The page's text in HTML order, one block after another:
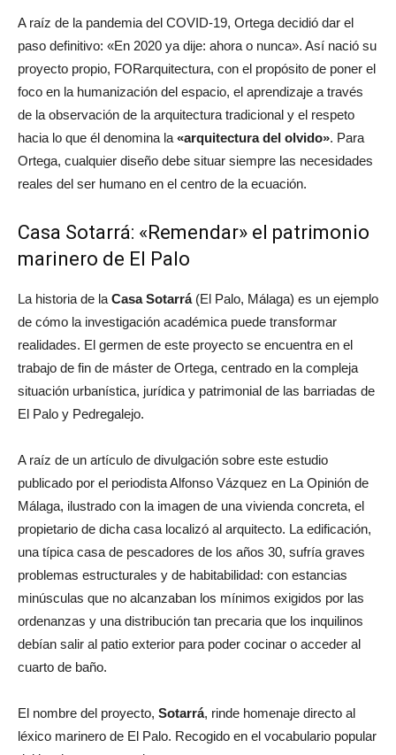
A raíz de la pandemia del COVID-19, Ortega decidió dar el
paso definitivo: «En 2020 ya dije: ahora o nunca». Así nació su
proyecto propio, FORarquitectura, con el propósito de poner el
foco en la humanización del espacio, el aprendizaje a través
de la observación de la arquitectura tradicional y el respeto
hacia lo que él denomina la «arquitectura del olvido». Para
Ortega, cualquier diseño debe situar siempre las necesidades
reales del ser humano en el centro de la ecuación.
Casa Sotarrá: «Remendar» el patrimonio
marinero de El Palo
La historia de la Casa Sotarrá(El Palo, Málaga) es un ejemplo
de cómo la investigación académica puede transformar
realidades. El germen de este proyecto se encuentra en el
trabajo de fin de máster de Ortega, centrado en la compleja
situación urbanística, jurídica y patrimonial de las barriadas de
El Palo y Pedregalejo.
A raíz de un artículo de divulgación sobre este estudio
publicado por el periodista Alfonso Vázquez en La Opinión de
Málaga, ilustrado con la imagen de una vivienda concreta, el
propietario de dicha casa localizó al arquitecto. La edificación,
una típica casa de pescadores de los años 30, sufría graves
problemas estructurales y de habitabilidad: con estancias
minúsculas que no alcanzaban los mínimos exigidos por las
ordenanzas y una distribución tan precaria que los inquilinos
debían salir al patio exterior para poder cocinar o acceder al
cuarto de baño.
El nombre del proyecto, Sotarrá, rinde homenaje directo al
léxico marinero de El Palo. Recogido en el vocabulario popular